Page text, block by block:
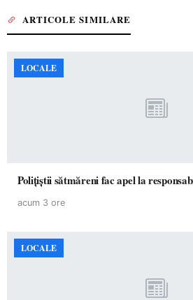
ARTICOLE SIMILARE
LOCALE
acum 3 ore
LOCALE